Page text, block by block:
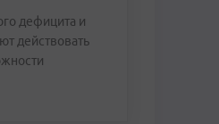
дефицита и
действовать